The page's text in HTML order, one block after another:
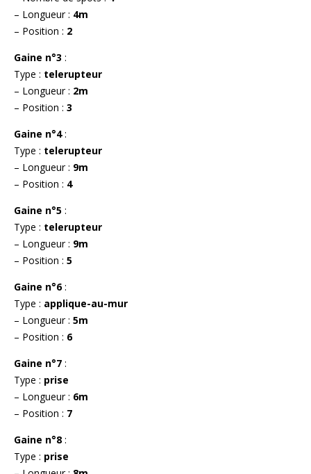
– Longueur : 4m
– Position : 2
Gaine n°3 :
Type : telerupteur
– Longueur : 2m
– Position : 3
Gaine n°4:
Type : telerupteur
– Longueur : 9m
– Position : 4
Gaine n°5 :
Type : telerupteur
– Longueur : 9m
– Position : 5
Gaine n°6:
Type : applique-au-mur
– Longueur : 5m
– Position : 6
Gaine n°7 :
Type : prise
– Longueur : 6m
– Position : 7
Gaine n°8 :
Type : prise